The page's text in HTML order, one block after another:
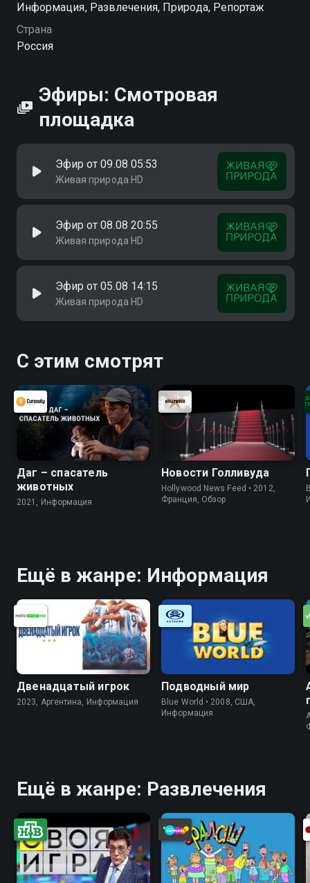
Информация, Развлечения, Природа, Репортаж
Страна
Россия
Эфиры: Смотровая
площадка
Эфир от 09.08 05:53
Живая природа HD
Эфир от 08.08 20:55
Живая природа HD
Эфир от 05.08 14:15
Живая природа HD
С этим смотрят
Даг – спасатель
животных
2021, Информация
Новости Голливуда
Hollywood News Feed • 2012,
Франция, Обзор
Ещё в жанре: Информация
Двенадцатый игрок
2023, Аргентина, Информация
Подводный мир
Blue World • 2008, США,
Информация
Ещё в жанре: Развлечения